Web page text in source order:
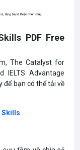
PDF Free
The Catalyst for
IELTS Advantage
để bạn có thể tải về
Skills